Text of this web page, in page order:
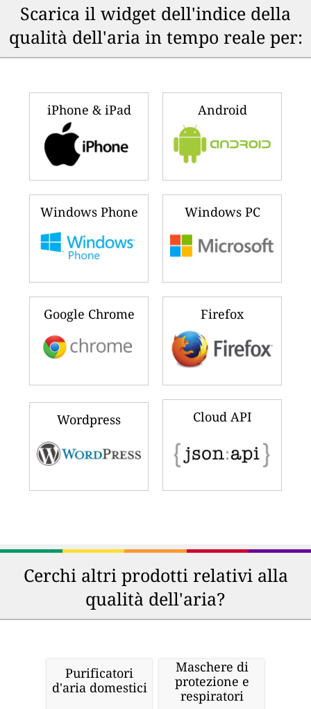
Scarica il widget dell'indice della
qualità dell'aria in tempo reale per:
iPhone & iPad Android
Windows Phone Windows PC
Google Chrome Firefox
Wordpress Cloud API
Cerchi altri prodotti relativi alla
qualità dell'aria?
Purificatori
d'aria domestici
Maschere di
protezione e
respiratori